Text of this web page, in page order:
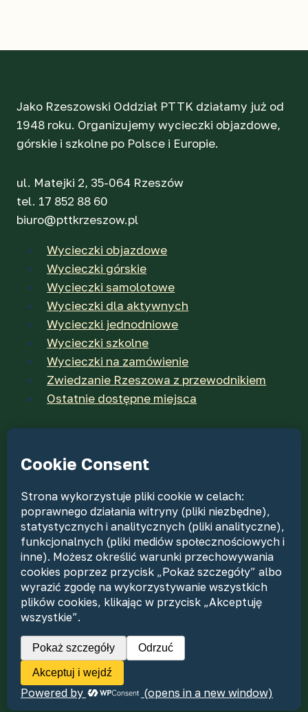
Jako Rzeszowski Oddział PTTK działamy już od
1948 roku. Organizujemy wycieczki objazdowe,
górskie i szkolne po Polsce i Europie.
ul. Matejki 2, 35-064 Rzeszów
tel. 17 852 88 60
biuro@pttkrzeszow.pl
Wycieczki objazdowe
Wycieczki górskie
Wycieczki samolotowe
Wycieczki dla aktywnych
Wycieczki jednodniowe
Wycieczki szkolne
Wycieczki na zamówienie
Zwiedzanie Rzeszowa z przewodnikiem
Ostatnie dostępne miejsca
Nasze katalogi wycieczek
Dokumenty
Dla agentów
Nasi piloci
© 2026 PTTK Rzeszów Biuro Podróży